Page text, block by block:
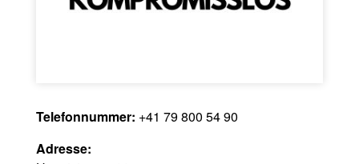
Telefonnummer: +41 79 800 54 90
Adresse: